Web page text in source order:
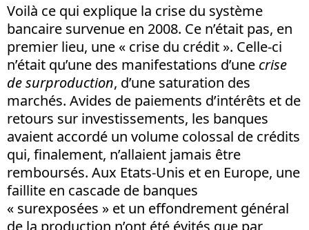
Voilà ce qui explique la crise du système
bancaire survenue en 2008. Ce n’était pas, en
premier lieu, une « crise du crédit ». Celle-ci
n’était qu’une des manifestations d’une crise
de surproduction, d’une saturation des
marchés. Avides de paiements d’intérêts et de
retours sur investissements, les banques
avaient accordé un volume colossal de crédits
qui, finalement, n’allaient jamais être
remboursés. Aux Etats-Unis et en Europe, une
faillite en cascade de banques
« surexposées » et un effondrement général
de la production n’ont été évités que par